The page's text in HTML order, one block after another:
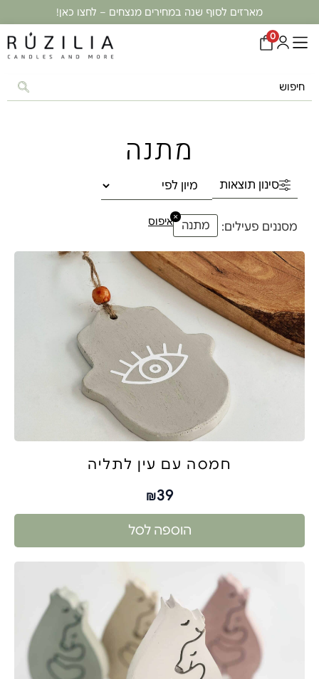
מארזים לסוף שנה במחירים מנצחים – לחצו כאן!
0
מתנה
סינון תוצאות
מסננים פעילים: מתנה
×איפוס
חמסה עם עין לתליה
₪39
הוספה לסל